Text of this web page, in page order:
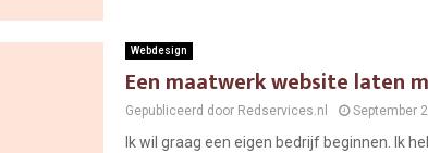
Webdesign
Een maatwerk website laten
Gepubliceerd door Redservices.nl September
Ik wil graag een eigen bedrijf beginnen. Ik